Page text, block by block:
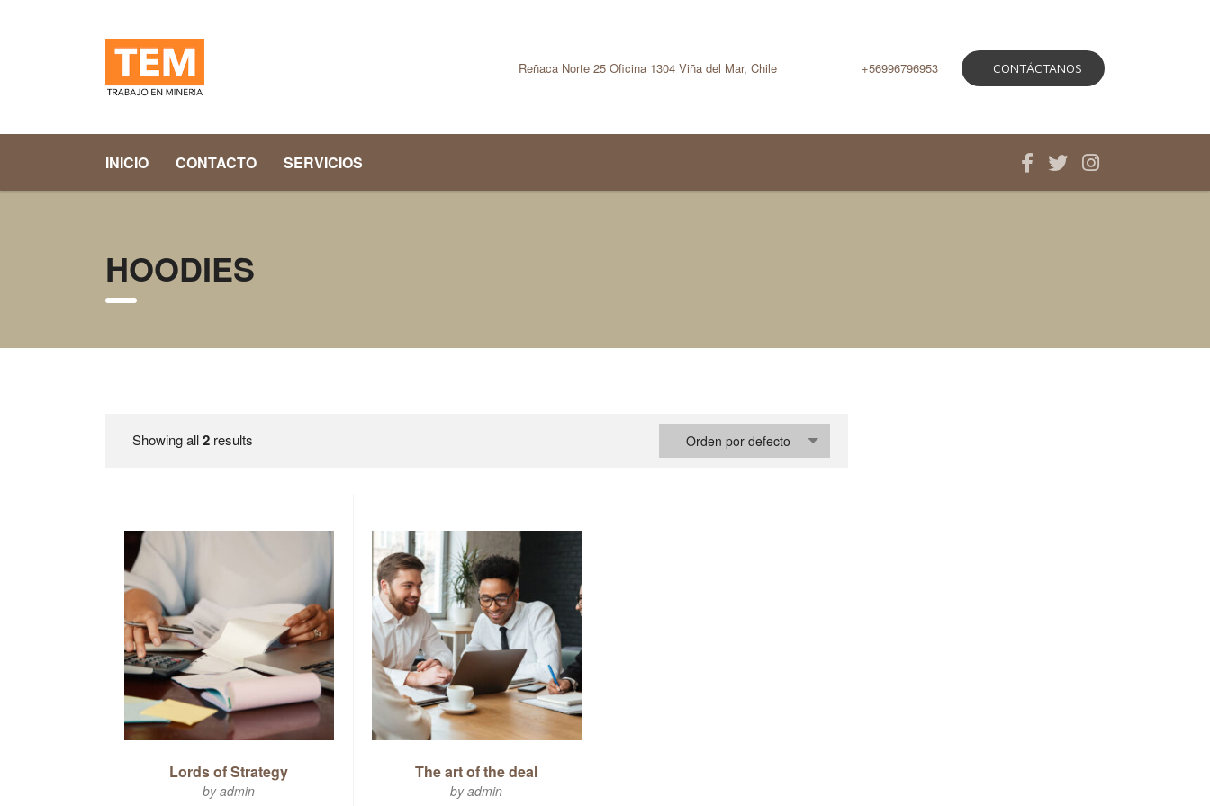
Reñaca Norte 25 Oficina 1304 Viña del Mar, Chile +56996796953 CONTÁCTANOS
INICIO CONTACTO SERVICIOS
HOODIES
Showing all2 results Orden por defecto
Lords of Strategy
by admin
The art of the deal
by admin